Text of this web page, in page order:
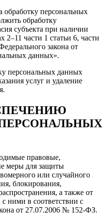
обработку персональных
обработку
субъекта при наличии
части 1 статьи 6, части
закона от
данных».
персональных данных
услуг и удаление
правовые,
меры для защиты
или случайного
блокирования,
а также от
ними в соответствии с
от 27.07.2006 № 152-ФЗ.